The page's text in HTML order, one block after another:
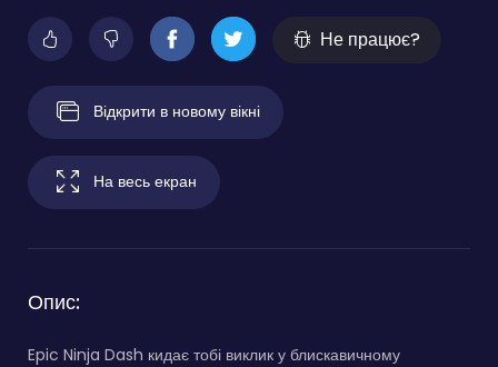
Не працює?
Відкрити в новому вікні
На весь екран
Опис:
Epic Ninja Dash кидає тобі виклик у блискавичному